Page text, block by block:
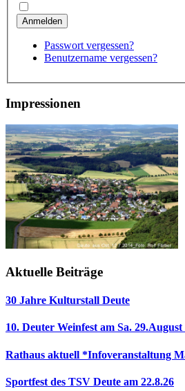
Anmelden
Passwort vergessen?
Benutzername vergessen?
Impressionen
Aktuelle Beiträge
30 Jahre Kulturstall Deute
10. Deuter Weinfest am Sa. 29.August
Rathaus aktuell *Infoveranstaltung
Sportfest des TSV Deute am 22.8.26